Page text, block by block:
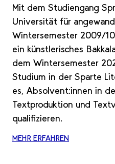
Mit dem Studiengang
Universität für
Wintersemester 2009/
ein künstlerisches
dem Wintersemester
Studium in der Sparte
es, Absolvent:innen in
Textproduktion und
qualifizieren.
MEHR ERFAHREN